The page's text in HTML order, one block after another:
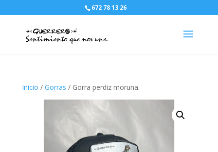
672 78 13 26
Inicio / Gorras / Gorra perdiz moruna.